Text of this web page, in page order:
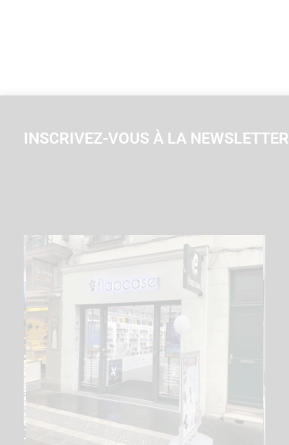
INSCRIVEZ-VOUS À LA NEWSLETTER